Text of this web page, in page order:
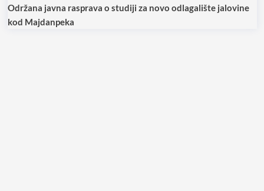
Održana javna rasprava o studiji za novo odlagalište jalovine
kod Majdanpeka